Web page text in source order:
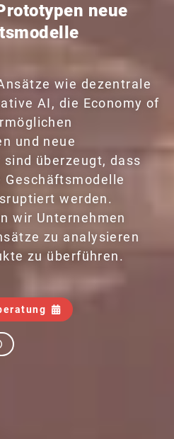
neue
wie dezentrale
AI, die Economy of
und neue
überzeugt, dass
Geschäftsmodelle
werden.
wir Unternehmen
zu analysieren
zu überführen.